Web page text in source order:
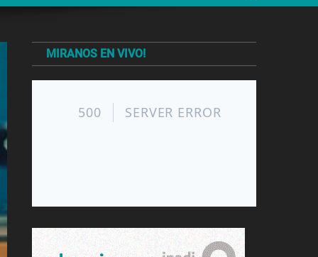
MIRANOS EN VIVO!